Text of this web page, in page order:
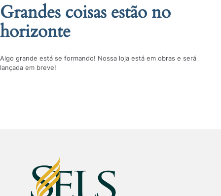
Grandes coisas estão no
horizonte
Algo grande está se formando! Nossa loja está em obras e será
lançada em breve!